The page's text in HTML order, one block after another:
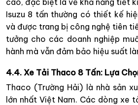
cao, đặc biệt là về khả năng tiết
Isuzu 8 tấn thường có thiết kế
và được trang bị công nghệ tiên
tưởng cho các doanh nghiệp
hành mà vẫn đảm bảo hiệu suất
4.4. Xe Tải Thaco 8 Tấn: Lựa
Thaco (Trường Hải) là nhà sản
lớn nhất Việt Nam. Các dòng xe